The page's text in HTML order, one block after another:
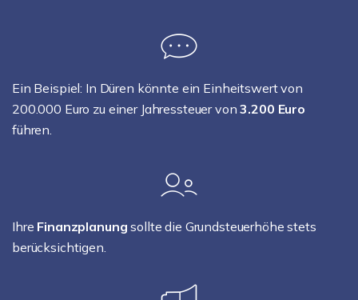
Ein Beispiel: In Düren könnte ein Einheitswert von
200.000 Euro zu einer Jahressteuer von3.200 Euro
führen.
Ihre Finanzplanung sollte die Grundsteuerhöhe stets
berücksichtigen.